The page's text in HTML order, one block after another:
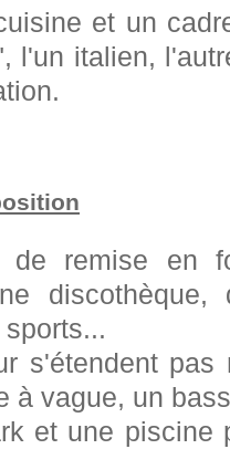
et un
l'un italien,
de remise en
s'étendent
à vague, un
et une piscine